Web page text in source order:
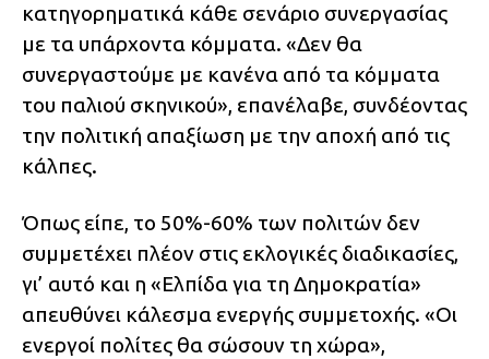
κατηγορηματικά κάθε σενάριο συνεργασίας
με τα υπάρχοντα κόμματα. «Δεν θα
συνεργαστούμε με κανένα από τα κόμματα
του παλιού σκηνικού», επανέλαβε, συνδέοντας
την πολιτική απαξίωση με την αποχή από τις
κάλπες.
Όπως είπε, το 50%-60% των πολιτών δεν
συμμετέχει πλέον στις εκλογικές διαδικασίες,
γι’ αυτό και η «Ελπίδα για τη Δημοκρατία»
απευθύνει κάλεσμα ενεργής συμμετοχής. «Οι
ενεργοί πολίτες θα σώσουν τη χώρα»,